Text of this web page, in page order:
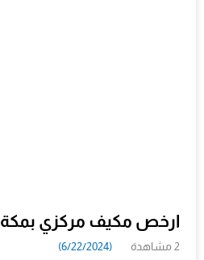
ارخص مكيف مركزي بمكة
2 مشاهدة (6/22/2024)